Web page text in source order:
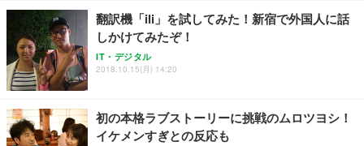
翻訳機「ili」を試してみた！新宿で外国人に話
しかけてみたぞ！
IT・デジタル
2018.10.15(月) 14:20
初の本格ラブストーリーに挑戦のムロツヨシ！
イケメンすぎとの反応も